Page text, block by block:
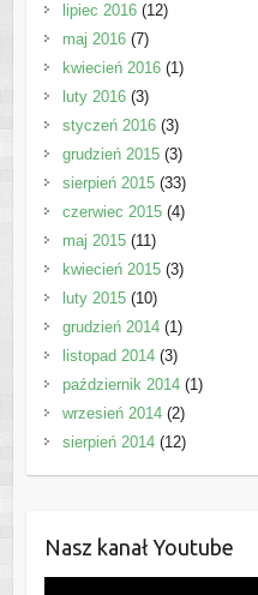
lipiec 2016(12)
maj 2016(7)
kwiecień 2016(1)
luty 2016(3)
styczeń 2016(3)
grudzień 2015(3)
sierpień 2015(33)
czerwiec 2015(4)
maj 2015(11)
kwiecień 2015(3)
luty 2015(10)
grudzień 2014(1)
listopad 2014(3)
październik 2014(1)
wrzesień 2014(2)
sierpień 2014(12)
Nasz kanał Youtube